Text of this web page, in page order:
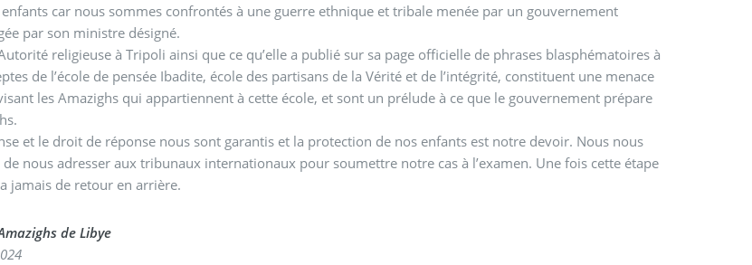
car nous sommes confrontés à une guerre ethnique et tribale menée par un gouvernement
par son ministre désigné.
religieuse à Tripoli ainsi que ce qu’elle a publié sur sa page officielle de phrases blasphématoires à
de l’école de pensée Ibadite, école des partisans de la Vérité et de l’intégrité, constituent une menace
les Amazighs qui appartiennent à cette école, et sont un prélude à ce que le gouvernement prépare
et le droit de réponse nous sont garantis et la protection de nos enfants est notre devoir. Nous nous
nous adresser aux tribunaux internationaux pour soumettre notre cas à l’examen. Une fois cette étape
jamais de retour en arrière.
de Libye